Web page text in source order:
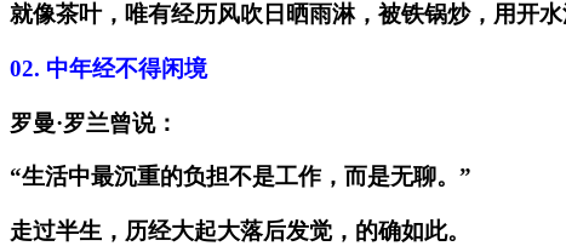
就像茶叶，唯有经历风吹日晒雨淋，被铁锅炒，用开水
02. 中年经不得闲境
罗曼·罗兰曾说：
“生活中最沉重的负担不是工作，而是无聊。”
走过半生，历经大起大落后发觉，的确如此。